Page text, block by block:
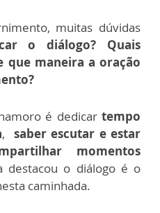
muitas dúvidas
o diálogo? Quais
que maneira a oração
é dedicartempo
,
saber escutar e estar
momentos
destacou o diálogo é o
caminhada.